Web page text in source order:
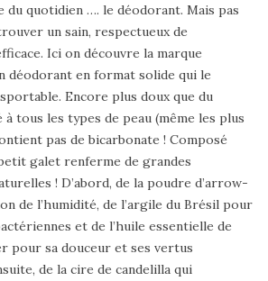
du quotidien …. le déodorant. Mais pas
un sain, respectueux de
Ici on découvre la marque
déodorant en format solide qui le
Encore plus doux que du
à tous les types de peau (même les plus
pas de bicarbonate ! Composé
galet renferme de grandes
! D’abord, de la poudre d’arrow-
de l’humidité, de l’argile du Brésil pour
et de l’huile essentielle de
pour sa douceur et ses vertus
de la cire de candelilla qui